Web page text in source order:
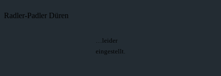
Radler-Padler Düren
…leider
eingestellt.